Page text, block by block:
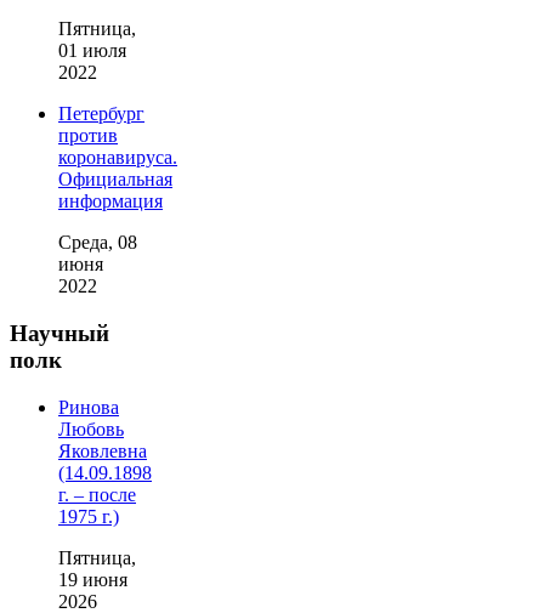
Пятница,
01 июля
2022
Петербург
против
коронавируса.
Официальная
информация
Среда, 08
июня
2022
Научный
полк
Ринова
Любовь
Яковлевна
(14.09.1898
г. – после
1975 г.)
Пятница,
19 июня
2026